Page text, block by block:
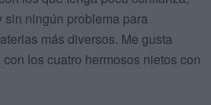
ningún problema para
más diversos. Me gusta
los cuatro hermosos nietos con